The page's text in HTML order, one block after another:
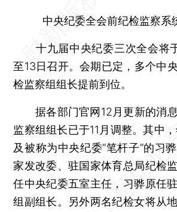
中央纪委全会前纪检监察系
十九届中央纪委三次全会将于
至13日召开。会期已定，多个中
检监察组组长提前到位。
据各部门官网12月更新的消息
监察组组长已于11月调整。其中
及被称为中央纪委“笔杆子”的习
家发改委、驻国家体育总局纪检
任中央纪委五室主任，习骅原任
组副组长。另外两名纪检女将从